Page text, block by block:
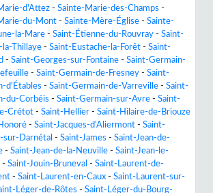
d'Attez - Sainte-Marie-des-Champs -
du-Mont - Sainte-Mère-Église - Sainte-
la-Mare - Saint-Étienne-du-Rouvray - Saint-
la-Thillaye - Saint-Eustache-la-Forêt - Saint-
- Saint-Georges-sur-Fontaine - Saint-Germain-
- Saint-Germain-de-Fresney - Saint-
d'Étables - Saint-Germain-de-Varreville - Saint-
du-Corbéis - Saint-Germain-sur-Avre - Saint-
Crétot - Saint-Hellier - Saint-Hilaire-de-Briouze
- Saint-Jacques-d'Aliermont - Saint-
sur-Darnétal - Saint-James - Saint-Jean-de-
- Saint-Jean-de-la-Neuville - Saint-Jean-le-
- Saint-Jouin-Bruneval - Saint-Laurent-de-
- Saint-Laurent-en-Caux - Saint-Laurent-sur-
Léger-de-Rôtes - Saint-Léger-du-Bourg-